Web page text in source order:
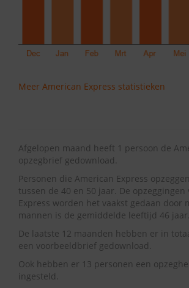
Meer American Express statistieken
Afgelopen maand heeft 1 persoon de
opzegbrief gedownload.
Personen die American Express
tussen de 40 en 50 jaar. De opzeggingen
Express worden het vaakst gedaan door
mannen is de gemiddelde leeftijd 46 jaar.
De laatste 12 maanden hebben er in
een voorbeeldbrief gedownload.
Ook hebben er 13 personen een
ingesteld.